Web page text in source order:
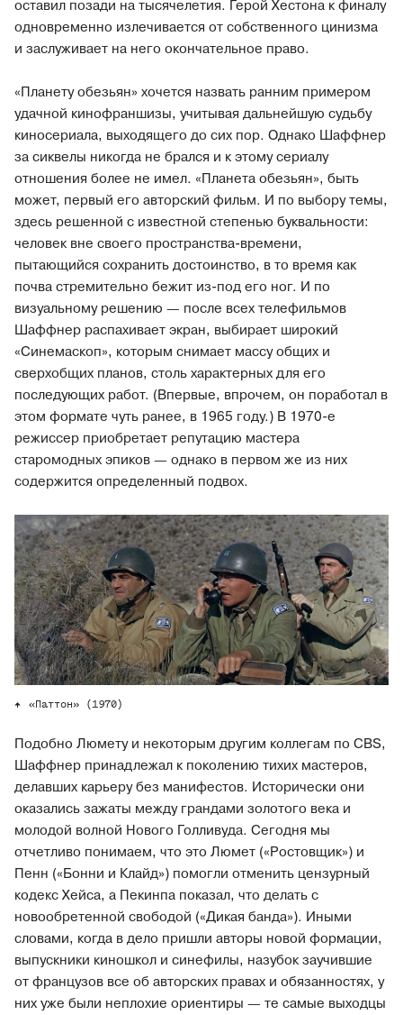
оставил позади на тысячелетия. Герой Хестона к финалу
одновременно излечивается от собственного цинизма
и заслуживает на него окончательное право.
«Планету обезьян» хочется назвать ранним примером
удачной кинофраншизы, учитывая дальнейшую судьбу
киносериала, выходящего до сих пор. Однако Шаффнер
за сиквелы никогда не брался и к этому сериалу
отношения более не имел. «Планета обезьян», быть
может, первый его авторский фильм. И по выбору темы,
здесь решенной с известной степенью буквальности:
человек вне своего пространства-времени,
пытающийся сохранить достоинство, в то время как
почва стремительно бежит из-под его ног. И по
визуальному решению — после всех телефильмов
Шаффнер распахивает экран, выбирает широкий
«Синемаскоп», которым снимает массу общих и
сверхобщих планов, столь характерных для его
последующих работ. (Впервые, впрочем, он поработал в
этом формате чуть ранее, в 1965 году.) В 1970-е
режиссер приобретает репутацию мастера
старомодных эпиков — однако в первом же из них
содержится определенный подвох.
«Паттон» (1970)
Подобно Люмету и некоторым другим коллегам по CBS,
Шаффнер принадлежал к поколению тихих мастеров,
делавших карьеру без манифестов. Исторически они
оказались зажаты между грандами золотого века и
молодой волной Нового Голливуда. Сегодня мы
отчетливо понимаем, что это Люмет («Ростовщик») и
Пенн («Бонни и Клайд») помогли отменить цензурный
кодекс Хейса, а Пекинпа показал, что делать с
новообретенной свободой («Дикая банда»). Иными
словами, когда в дело пришли авторы новой формации,
выпускники киношкол и синефилы, назубок заучившие
от французов все об авторских правах и обязанностях, у
них уже были неплохие ориентиры — те самые выходцы